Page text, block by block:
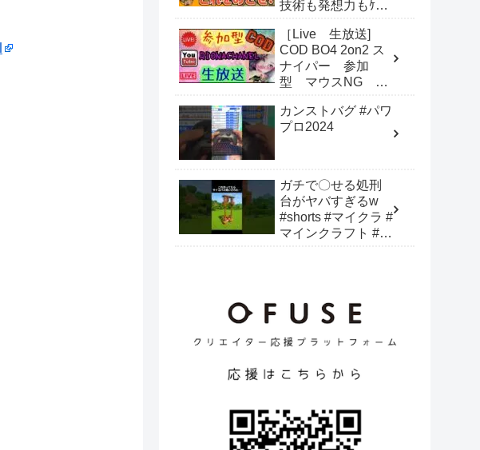
技術も発想力もｹﾀ
ﾗｽのｽﾊﾟｳｨｽ!!
［Live 生放送]
COD BO4 2on2 ス
ナイパー 参加
型 マウスNG 猛
カンストバグ #パワ
プロ2024
ガチで〇せる処刑
台がヤバすぎるw
#shorts #マイクラ #
マインクラフト #建